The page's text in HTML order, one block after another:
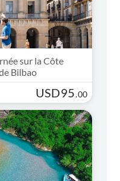
sur la Côte
Bilbao
USD95.00